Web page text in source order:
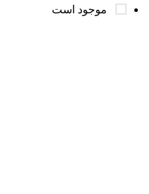
موجود است